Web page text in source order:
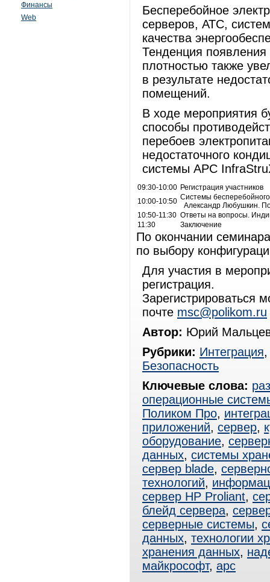
Финансы
Web
Бесперебойное
серверов, АТС,
качества
Тенденция появления
плотностью также
в результате
помещений.
В ходе мероприятия
способы
перебоев
недостаточного
системы APC
09:30-10:00 Регистрация участников
10:00-10:50 Системы
Александр Любушкин.
10:50-11:30 Ответы на вопросы.
11:30
Заключение
По окончании
по выбору
Для участия в
регистрация.
Зарегистрироваться
почте msc@polikom.ru
Автор: Юрий
Рубрики: Интеграция
Безопасность
Ключевые слова:
операционные
Поликом Про,
приложений, сервер,
оборудование,
данных, системы
сервер blade,
технологий,
сервер HP Proliant,
блейд сервера,
серверные системы,
данных, технологии
хранения данных,
майкрософт, apc